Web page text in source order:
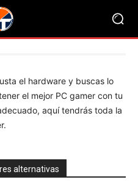
el hardware y buscas lo
el mejor PC gamer con tu
aquí tendrás toda la
alternativas